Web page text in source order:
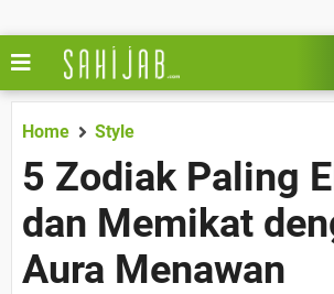
Home Style
5 Zodiak Paling
dan Memikat
Aura Menawan